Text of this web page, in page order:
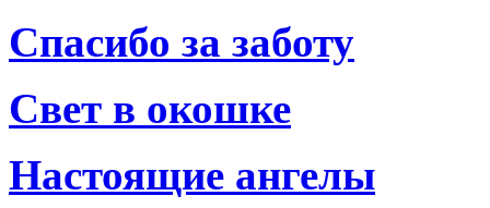
Спасибо за заботу
Свет в окошке
Настоящие ангелы